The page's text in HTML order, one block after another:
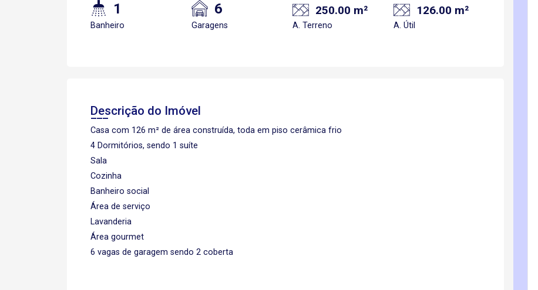
1
Banheiro
6
Garagens
250.00 m²
A. Terreno
126.00 m²
A. Útil
Descrição do Imóvel
Casa com 126 m² de área construída, toda em piso cerâmica frio
4 Dormitórios, sendo 1 suíte
Sala
Cozinha
Banheiro social
Área de serviço
Lavanderia
Área gourmet
6 vagas de garagem sendo 2 coberta